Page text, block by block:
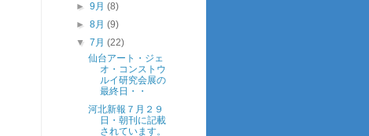
►9月(8)
►8月(9)
▼7月(22)
仙台アート・ジェ
オ・コンストウ
ルイ研究会展の
最終日・・
河北新報７月２９
日・朝刊に記載
されています。